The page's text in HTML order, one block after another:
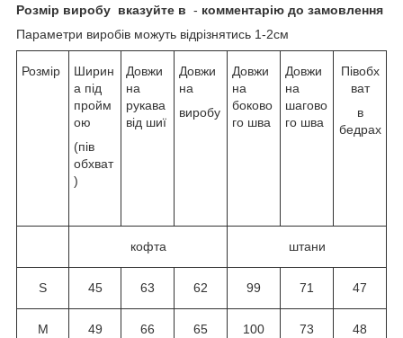
Розмір виробу вказуйте в - комментарію до замовлення
Параметри виробів можуть відрізнятись 1-2см
Розмір
Ширин
а під
пройм
ою
(пів
обхват
)
Довжи
на
рукава
від шиї
Довжи
на
виробу
Довжи
на
боково
го шва
Довжи
на
шагово
го шва
Півобх
ват
в
бедрах
кофта штани
S 45 63 62 99 71 47
M 49 66 65 100 73 48